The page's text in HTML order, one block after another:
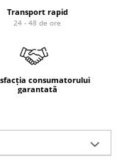
Transport rapid
24 - 48 de ore
consumatorului
garantată